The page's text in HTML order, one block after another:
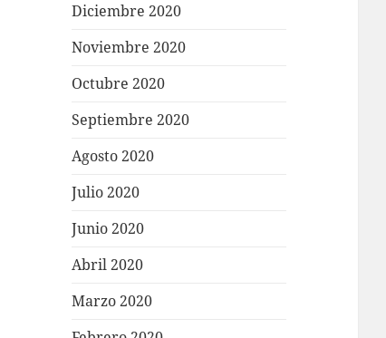
Diciembre 2020
Noviembre 2020
Octubre 2020
Septiembre 2020
Agosto 2020
Julio 2020
Junio 2020
Abril 2020
Marzo 2020